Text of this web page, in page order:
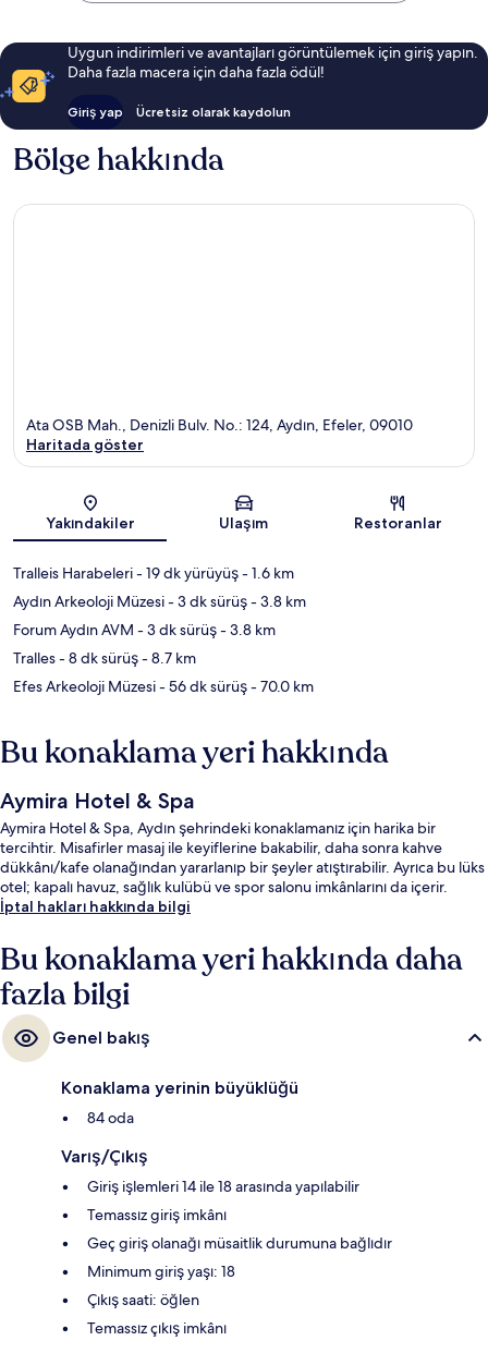
Uygun indirimleri ve avantajları görüntülemek için giriş yapın.
Daha fazla macera için daha fazla ödül!
Giriş yap Ücretsiz olarak kaydolun
Bölge hakkında
Harita
Ata OSB Mah., Denizli Bulv. No.: 124, Aydın, Efeler, 09010
Haritada göster
Yakındakiler Ulaşım Restoranlar
Tralleis Harabeleri- 19 dk yürüyüş- 1.6 km
Aydın Arkeoloji Müzesi- 3 dk sürüş- 3.8 km
Forum Aydın AVM - 3 dk sürüş- 3.8 km
Tralles- 8 dk sürüş- 8.7 km
Efes Arkeoloji Müzesi- 56 dk sürüş- 70.0 km
Bu konaklama yeri hakkında
Aymira Hotel & Spa
Aymira Hotel & Spa, Aydın şehrindeki konaklamanız için harika bir
tercihtir. Misafirler masaj ile keyiflerine bakabilir, daha sonra kahve
dükkânı/kafe olanağından yararlanıp bir şeyler atıştırabilir. Ayrıca bu lüks
otel; kapalı havuz, sağlık kulübü ve spor salonu imkânlarını da içerir.
İptal hakları hakkında bilgi
Bu konaklama yeri hakkında daha
fazla bilgi
Genel bakış
Konaklama yerinin büyüklüğü
84 oda
Varış/Çıkış
Giriş işlemleri 14 ile 18 arasında yapılabilir
Temassız giriş imkânı
Geç giriş olanağı müsaitlik durumuna bağlıdır
Minimum giriş yaşı: 18
Çıkış saati: öğlen
Temassız çıkış imkânı